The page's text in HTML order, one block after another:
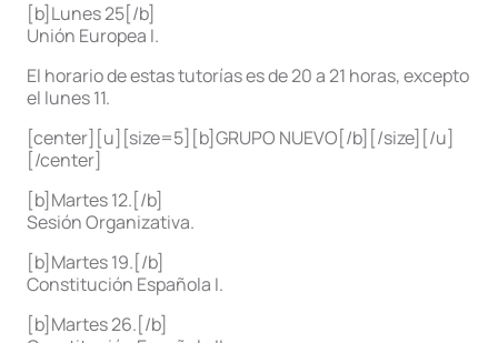
[b]Lunes 25[/b]
Unión Europea I.
El horario de estas tutorías es de 20 a 21 horas, excepto
el lunes 11.
[center][u][size=5][b]GRUPO NUEVO[/b][/size][/u]
[/center]
[b]Martes 12.[/b]
Sesión Organizativa.
[b]Martes 19.[/b]
Constitución Española I.
[b]Martes 26.[/b]